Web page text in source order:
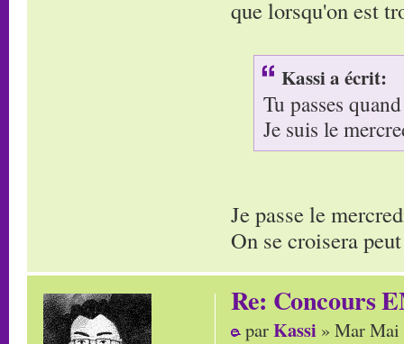
que lorsqu'on est
Kassi a écrit:
Tu passes
Je suis le
Je passe le
On se croisera
Re: Concours
parKassi » Mar Mai